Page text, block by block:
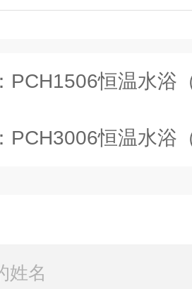
PCH1506恒温水浴（油浴
PCH3006恒温水浴（油浴